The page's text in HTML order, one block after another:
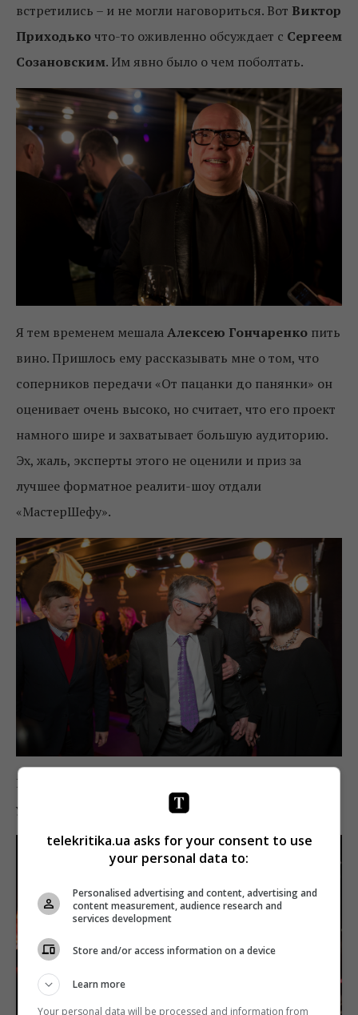
встретились – и не могли наговориться. Вот Виктор
Приходькочто-то оживленно обсуждает с Сергеем
Созановским. Им явно было о чем поболтать.
Я тем временем мешалаАлексею Гончаренко пить
вино. Пришлось ему рассказывать мне о том, что
соперников передачи «От пацанки до панянки» он
оценивает очень высоко, но считает, что его проект
намного шире и захватывает большую аудиторию.
Эх, жаль, эксперты этого не оценили и приз за
лучшее форматное реалити-шоу отдали
«МастерШефу».
Короче говоря, очень уж весело было гостям,
усаживаться в зале решительно не хотелось.
telekritika.ua asks for your consent to use
your personal data to:
Personalised advertising and content, advertising and
content measurement, audience research and
services development
Store and/or access information on a device
Learn more
Your personal data will be processed and information from